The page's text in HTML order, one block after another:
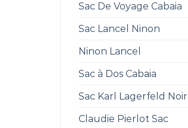
Sac De Voyage Cabaia
Sac Lancel Ninon
Ninon Lancel
Sac à Dos Cabaia
Sac Karl Lagerfeld Noir
Claudie Pierlot Sac